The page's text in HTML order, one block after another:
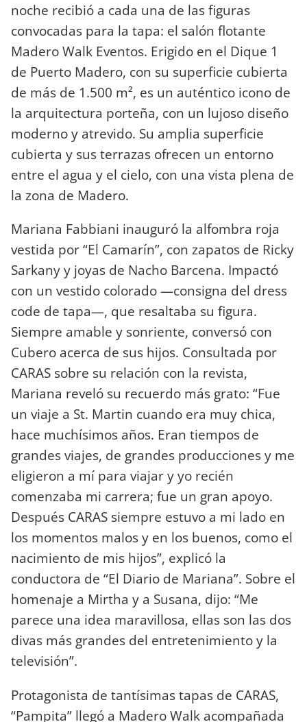
noche recibió a cada una de las figuras
convocadas para la tapa: el salón flotante
Madero Walk Eventos. Erigido en el Dique 1
de Puerto Madero, con su superficie cubierta
de más de 1.500 m², es un auténtico icono de
la arquitectura porteña, con un lujoso diseño
moderno y atrevido. Su amplia superficie
cubierta y sus terrazas ofrecen un entorno
entre el agua y el cielo, con una vista plena de
la zona de Madero.
Mariana Fabbiani inauguró la alfombra roja
vestida por “El Camarín”, con zapatos de Ricky
Sarkany y joyas de Nacho Barcena. Impactó
con un vestido colorado —consigna del dress
code de tapa—, que resaltaba su figura.
Siempre amable y sonriente, conversó con
Cubero acerca de sus hijos. Consultada por
CARAS sobre su relación con la revista,
Mariana reveló su recuerdo más grato: “Fue
un viaje a St. Martin cuando era muy chica,
hace muchísimos años. Eran tiempos de
grandes viajes, de grandes producciones y me
eligieron a mí para viajar y yo recién
comenzaba mi carrera; fue un gran apoyo.
Después CARAS siempre estuvo a mi lado en
los momentos malos y en los buenos, como el
nacimiento de mis hijos”, explicó la
conductora de “El Diario de Mariana”. Sobre el
homenaje a Mirtha y a Susana, dijo: “Me
parece una idea maravillosa, ellas son las dos
divas más grandes del entretenimiento y la
televisión”.
Protagonista de tantísimas tapas de CARAS,
“Pampita” llegó a Madero Walk acompañada